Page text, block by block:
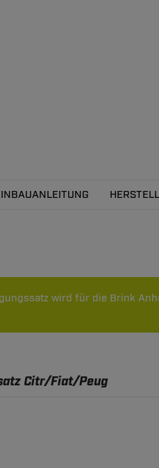
wird für die Brink
Citr/Fiat/Peug